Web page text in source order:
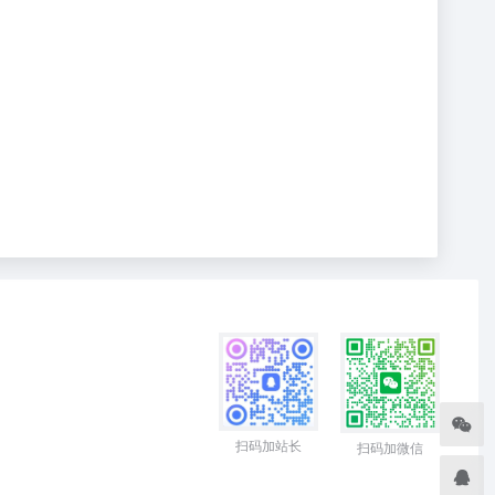
扫码加站长 扫码加微信